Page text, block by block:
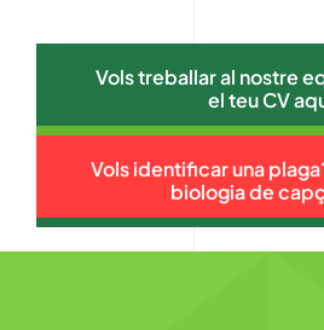
Vols treballar al nostre
el teu CV
Vols identificar una
biologia de